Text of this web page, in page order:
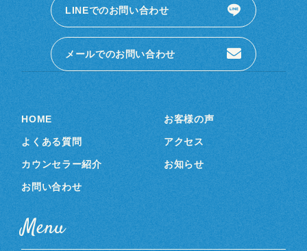
LINEでのお問い合わせ
メールでのお問い合わせ
HOME お客様の声
よくある質問 アクセス
カウンセラー紹介 お知らせ
お問い合わせ
Menu